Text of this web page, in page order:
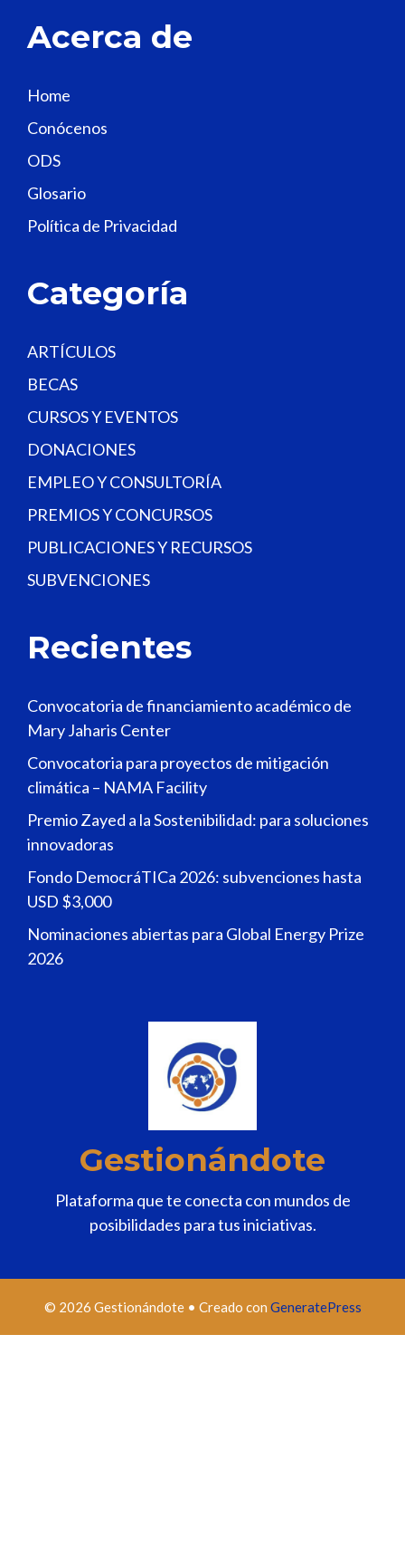
h
f
i
e
d
b
n
.
Acerca de
Home
Conócenos
ODS
Glosario
Política de Privacidad
Categoría
ARTÍCULOS
BECAS
CURSOS Y EVENTOS
DONACIONES
EMPLEO Y CONSULTORÍA
PREMIOS Y CONCURSOS
PUBLICACIONES Y RECURSOS
SUBVENCIONES
Recientes
Convocatoria de financiamiento académico de
Mary Jaharis Center
Convocatoria para proyectos de mitigación
climática – NAMA Facility
Premio Zayed a la Sostenibilidad: para soluciones
innovadoras
Fondo DemocráTICa 2026: subvenciones hasta
USD $3,000
Nominaciones abiertas para Global Energy Prize
2026
Gestionándote
Plataforma que te conecta con mundos de
posibilidades para tus iniciativas.
© 2026 Gestionándote• Creado con GeneratePress